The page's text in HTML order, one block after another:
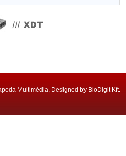
Multimédia, Designed by BioDigit Kft.